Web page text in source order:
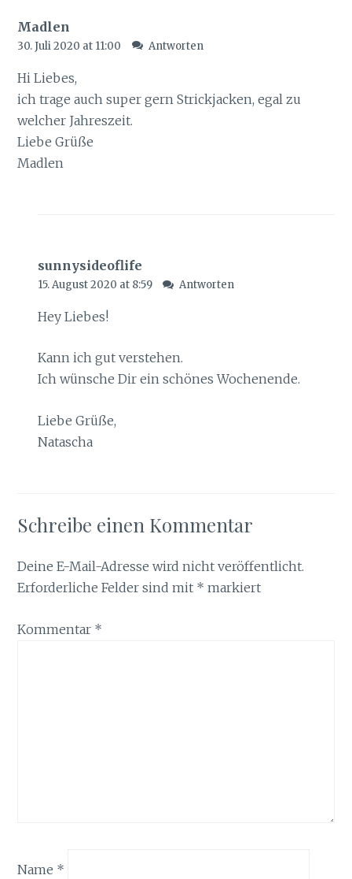
Madlen
30. Juli 2020 at 11:00 Antworten
Hi Liebes,
ich trage auch super gern Strickjacken, egal zu
welcher Jahreszeit.
Liebe Grüße
Madlen
sunnysideoflife
15. August 2020 at 8:59 Antworten
Hey Liebes!
Kann ich gut verstehen.
Ich wünsche Dir ein schönes Wochenende.
Liebe Grüße,
Natascha
Schreibe einen Kommentar
Deine E-Mail-Adresse wird nicht veröffentlicht.
Erforderliche Felder sind mit * markiert
Kommentar *
Name *